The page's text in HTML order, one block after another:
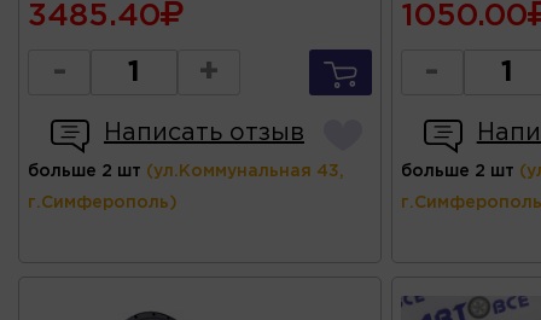
3485.40
- +
Написать отзыв
больше 2 шт (ул.Коммунальная 43,
г.Симферополь)
1050.00
-
больше 2 шт